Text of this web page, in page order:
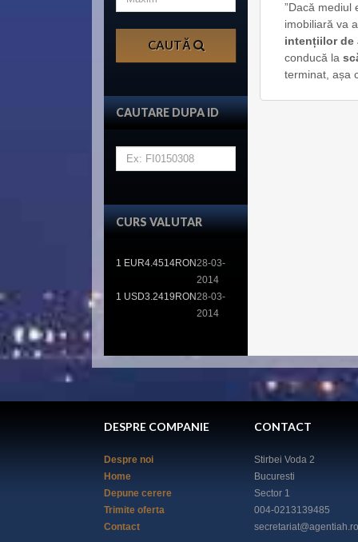
CAUTĂ
CAUTARE DUPA ID
CURS VALUTAR
1 EUR4.4514RON28-03-
2014
1 USD3.2419RON28-03-
2014
”Dacă mediul
imobiliară va
intențiilor de
conducă la
terminat, așa
DESPRE COMPANIE
Despre noi
Home
Depune cerere
Trimite oferta
Contact
CONTACT
Stirbei Voda 2
Bucuresti
Sector 1
004-0213139485